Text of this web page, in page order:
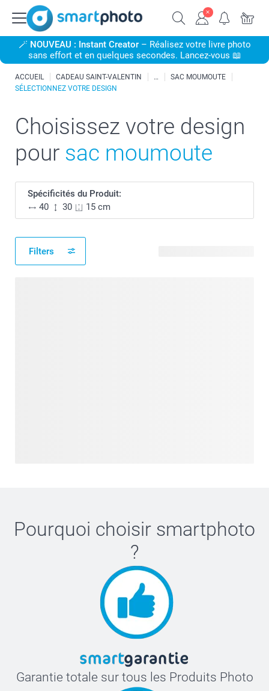
🪄 NOUVEAU : Instant Creator– Réalisez votre livre photo
sans effort et en quelques secondes. Lancez-vous 📖
ACCUEIL CADEAU SAINT-VALENTIN
SAC MOUMOUTE
SÉLECTIONNEZ VOTRE DESIGN
Choisissez votre design
pour sac moumoute
Spécificités du Produit:
40
30 15 cm
Filters
Pourquoi choisir smartphoto
?
Garantie totale sur tous les Produits Photo